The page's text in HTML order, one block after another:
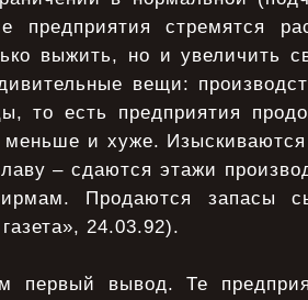
предприятия стремятся
выжить, но и увеличить
вещи:
то есть предприятия
меньше и хуже.
– сдаются этажи
Продаются запасы
24.03.92).
первый вывод. Те